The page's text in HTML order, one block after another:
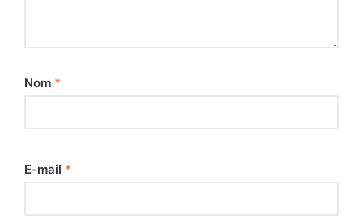
Nom *
E-mail *